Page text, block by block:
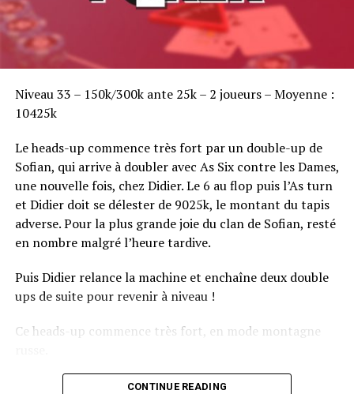
Niveau 33 – 150k/300k ante 25k – 2 joueurs – Moyenne :
10425k
Le heads-up commence très fort par un double-up de
Sofian, qui arrive à doubler avec As Six contre les Dames,
une nouvelle fois, chez Didier. Le 6 au flop puis l’As turn
et Didier doit se délester de 9025k, le montant du tapis
adverse. Pour la plus grande joie du clan de Sofian, resté
en nombre malgré l’heure tardive.
Puis Didier relance la machine et enchaîne deux double
ups de suite pour revenir à niveau !
Ce heads-up commence très fort, en mode montagne
CONTINUE READING